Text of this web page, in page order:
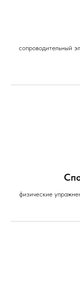
сопроводительный
физические